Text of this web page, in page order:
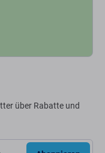
über Rabatte und